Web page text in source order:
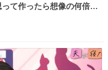
て作ったら想像の何倍も
しい